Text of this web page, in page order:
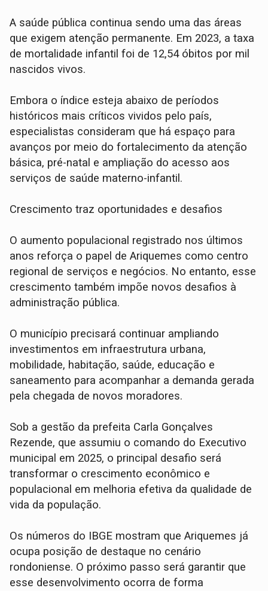
A saúde pública continua sendo uma das áreas
que exigem atenção permanente. Em 2023, a taxa
de mortalidade infantil foi de 12,54 óbitos por mil
nascidos vivos.
Embora o índice esteja abaixo de períodos
históricos mais críticos vividos pelo país,
especialistas consideram que há espaço para
avanços por meio do fortalecimento da atenção
básica, pré-natal e ampliação do acesso aos
serviços de saúde materno-infantil.
Crescimento traz oportunidades e desafios
O aumento populacional registrado nos últimos
anos reforça o papel de Ariquemes como centro
regional de serviços e negócios. No entanto, esse
crescimento também impõe novos desafios à
administração pública.
O município precisará continuar ampliando
investimentos em infraestrutura urbana,
mobilidade, habitação, saúde, educação e
saneamento para acompanhar a demanda gerada
pela chegada de novos moradores.
Sob a gestão da prefeita Carla Gonçalves
Rezende, que assumiu o comando do Executivo
municipal em 2025, o principal desafio será
transformar o crescimento econômico e
populacional em melhoria efetiva da qualidade de
vida da população.
Os números do IBGE mostram que Ariquemes já
ocupa posição de destaque no cenário
rondoniense. O próximo passo será garantir que
esse desenvolvimento ocorra de forma